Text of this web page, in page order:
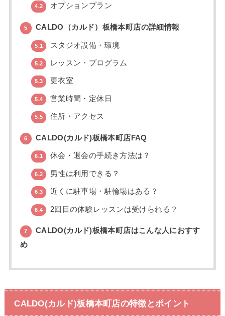
4.2 オプションプラン
5 CALDO（カルド）板橋本町店の詳細情報
5.1 スタジオ設備・環境
5.2 レッスン・プログラム
5.3 更衣室
5.4 営業時間・定休日
5.5 住所・アクセス
6 CALDO(カルド)板橋本町店FAQ
6.1 休会・退会の手続き方法は？
6.2 男性は利用できる？
6.3 近くに駐車場・駐輪場はある？
6.4 2回目の体験レッスンは受けられる？
7
CALDO(カルド)板橋本町店はこんな人におすす
め
CALDO(カルド)板橋本町店の特徴とポイント